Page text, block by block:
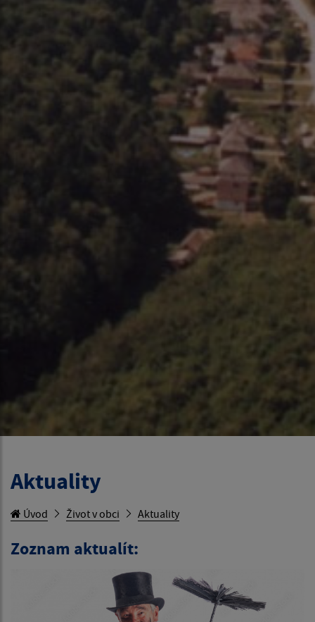
Aktuality
Úvod Život v obci Aktuality
Zoznam aktualít: